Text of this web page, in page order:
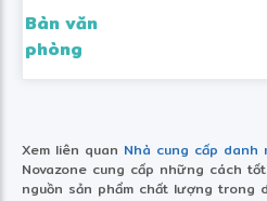
Bàn văn
phòng
Xem liên quan Nhà cung cấp danh
Novazone cung cấp những cách
nguồn sản phẩm chất lượng trong